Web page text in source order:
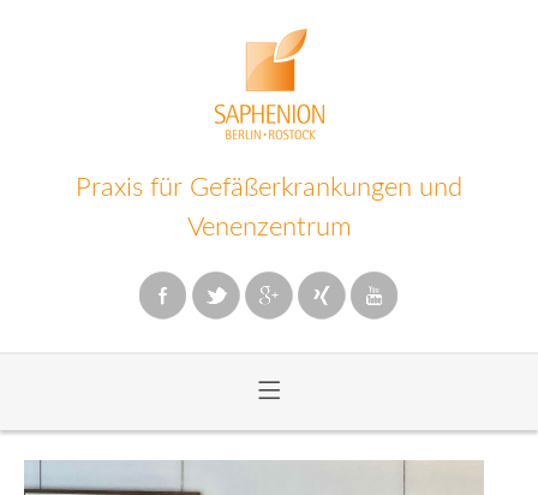
Praxis für Gefäßerkrankungen und
Venenzentrum
≡